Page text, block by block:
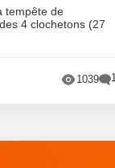
tempête de
4 clochetons (27
1039 1